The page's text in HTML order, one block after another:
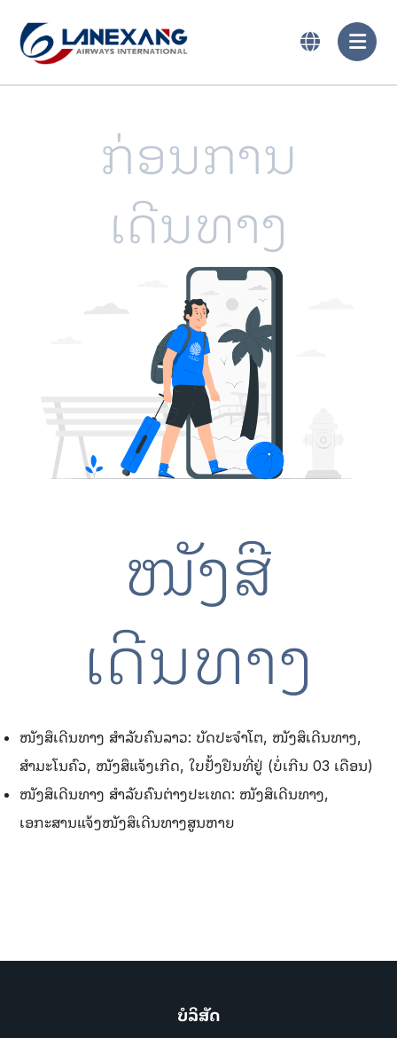
ກ່ອນການ
ເດີນທາງ
ໜັງສື
ເດີນທາງ
ໜັງສຶເດີນທາງ ສຳລັບຄົນລາວ: ບັດປະຈຳໂຕ, ໜັງສຶເດີນທາງ,
ສຳມະໂນຄົວ, ໜັງສຶແຈ້ງເກີດ, ໃບຢັ້ງຢືນທີ່ຢູ່ (ບໍ່ເກີນ 03 ເດືອນ)
ໜັງສຶເດີນທາງ ສຳລັບຄົນຕ່າງປະເທດ: ໜັງສຶເດີນທາງ,
ເອກະສານແຈ້ງໜັງສຶເດີນທາງສູນຫາຍ
ບໍລິສັດ